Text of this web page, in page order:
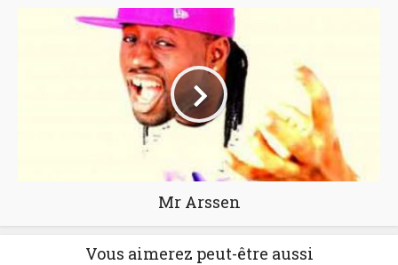
Mr Arssen
Vous aimerez peut-être aussi